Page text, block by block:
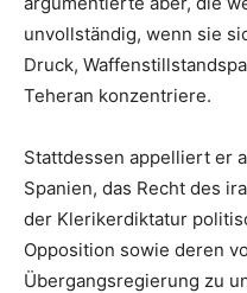
unvollständig, wenn sie
Druck,
Teheran konzentriere.
Stattdessen appelliert er
Spanien, das Recht des
der Klerikerdiktatur
Opposition sowie deren
Übergangsregierung zu